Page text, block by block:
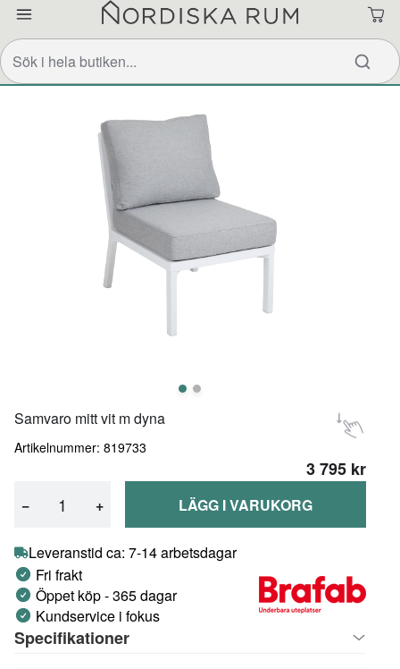
Samvaro mitt vit m dyna
Artikelnummer: 819733
3 795 kr
− + LÄGG I VARUKORG
Leveranstid ca: 7-14 arbetsdagar
Fri frakt
Öppet köp - 365 dagar
Kundservice i fokus
Specifikationer